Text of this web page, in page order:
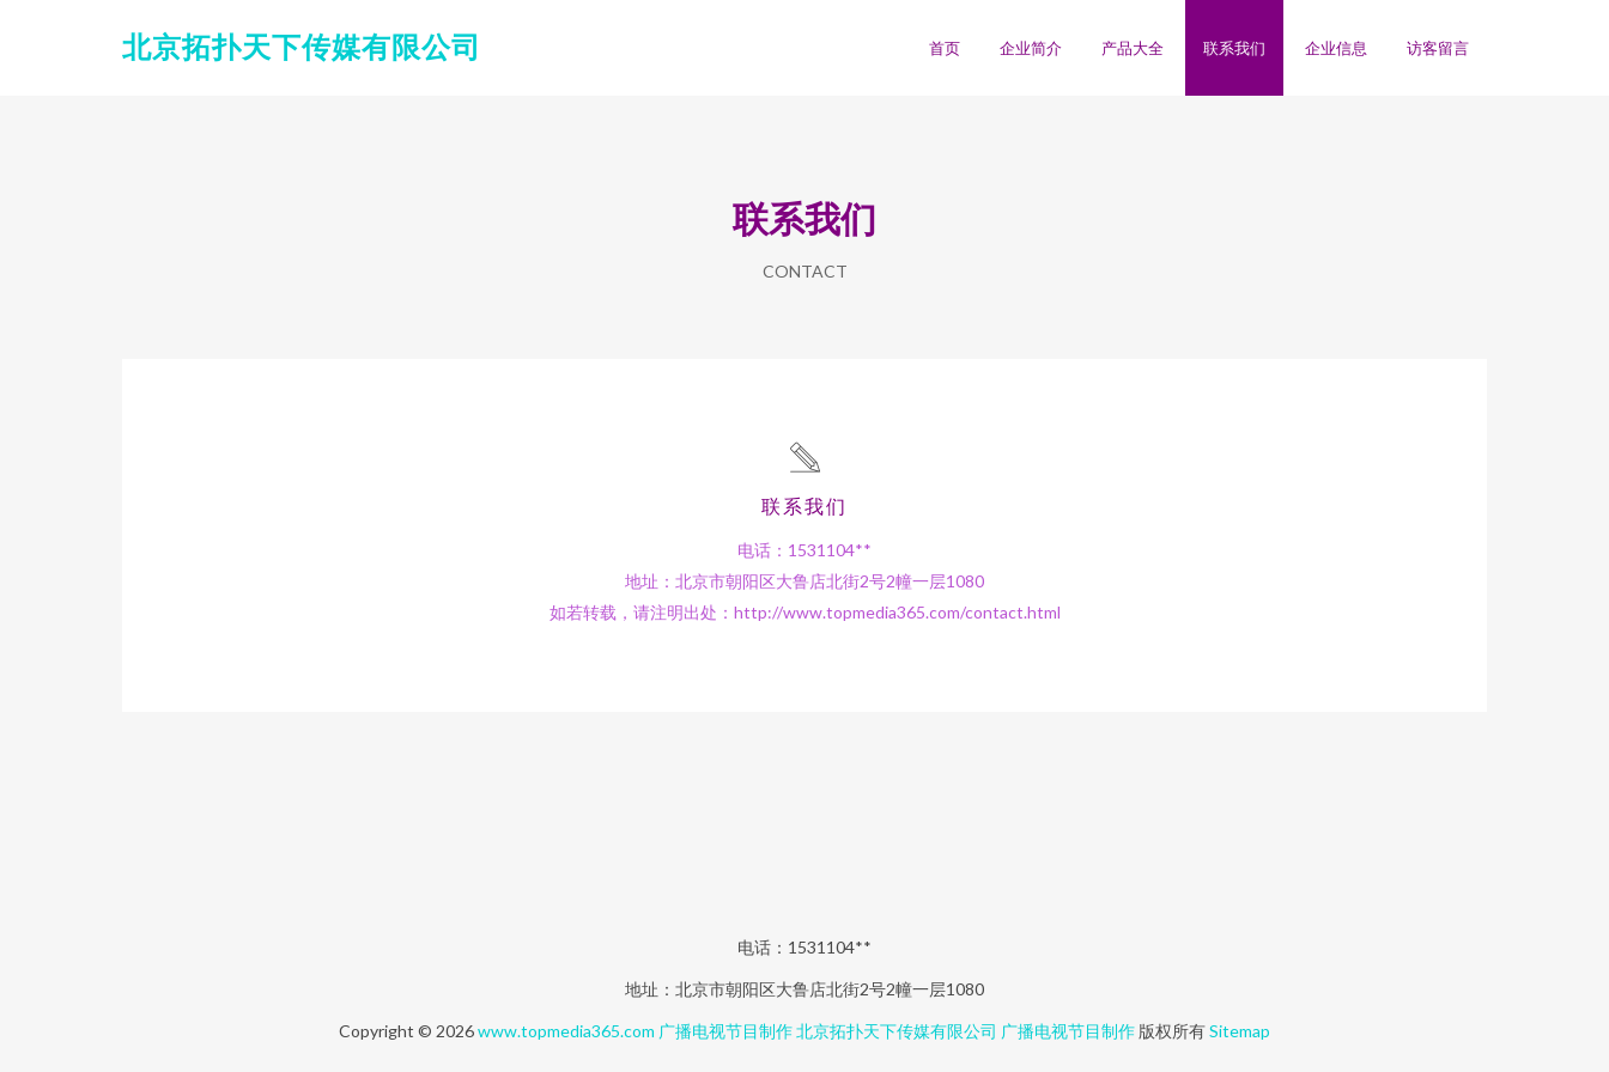
北京拓扑天下传媒有限公司 首页 企业简介 产品大全 联系我们 企业信息 访客留言
联系我们
CONTACT
联系我们
电话：1531104**
地址：北京市朝阳区大鲁店北街2号2幢一层1080
如若转载，请注明出处：http://www.topmedia365.com/contact.html
电话：1531104**
地址：北京市朝阳区大鲁店北街2号2幢一层1080
Copyright © 2026www.topmedia365.com 广播电视节目制作北京拓扑天下传媒有限公司 广播电视节目制作 版权所有Sitemap